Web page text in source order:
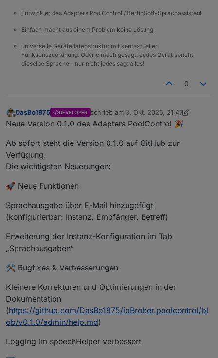
Entwickler des Adapters PoolControl / BertinSoft-Sprachassistent
Einfach macht aus einem Problem keine Lösung
universelle Gerätedatenstruktur mit kontextueller
Funktionszuordnung. Oder einfach gesagt: Jedes Gerät spricht
dieselbe Sprache - nur nicht jedes sagt alles!
0
Offline
DasBo1975 DEVELOPER schrieb am 3. Okt. 2025, 21:47
zuletzt editiert von DasBo197510. März
Neue Version 0.1.0 des Adapters PoolControl 🎉
Ab sofort steht die Version 0.1.0 auf GitHub zur
Verfügung.
Die wichtigsten Neuerungen:
🚀 Neue Funktionen
Sprachausgabe über E-Mail hinzugefügt
(konfigurierbar: Instanz, Empfänger, Betreff)
Erweiterung der Instanz-Konfiguration im Tab
„Sprachausgaben“
🛠️ Bugfixes & Verbesserungen
Kleinere Korrekturen und Optimierungen in der
Dokumentation
(https://github.com/DasBo1975/ioBroker.poolcontrol/bl
ob/v0.1.0/admin/help.md)
Logging im speechHelper verbessert